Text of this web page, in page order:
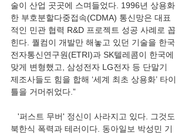
술이 산업 곳곳에 스며들었다. 1996년 상용화
한 부호분할다중접속(CDMA) 통신망은 대표
적인 민관 협력 R&D 프로젝트 성공 사례로 꼽
힌다. 퀄컴이 개발만 해놓고 있던 기술을 한국
전자통신연구원(ETRI)과 SK텔레콤이 한국에
맞게 변형했고, 삼성전자 LG전자 등 단말기
제조사들도 힘을 합해 ‘세계 최초 상용화’ 타이
틀을 거머쥐었다.”
'퍼스트 무버' 정신이 사라지고 있다. 그것도
북한식 폭력과 테러이다. 동아일보 박성민 기